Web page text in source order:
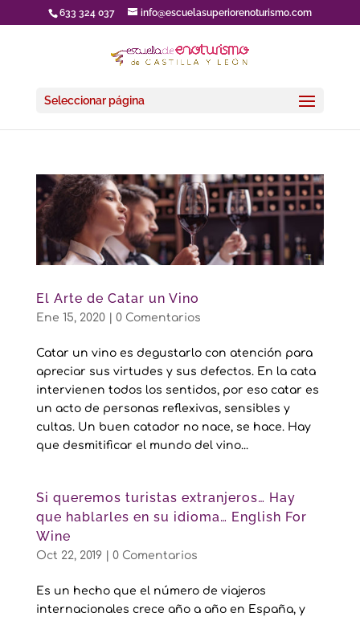
633 324 037 info@escuelasuperiorenoturismo.com
Seleccionar página
El Arte de Catar un Vino
Ene 15, 2020| 0 Comentarios
Catar un vino es degustarlo con atención para
apreciar sus virtudes y sus defectos. En la cata
intervienen todos los sentidos, por eso catar es
un acto de personas reflexivas, sensibles y
cultas. Un buen catador no nace, se hace. Hay
que desmitificar el mundo del vino...
Si queremos turistas extranjeros… Hay
que hablarles en su idioma… English For
Wine
Oct 22, 2019| 0 Comentarios
Es un hecho que el número de viajeros
internacionales crece año a año en España, y